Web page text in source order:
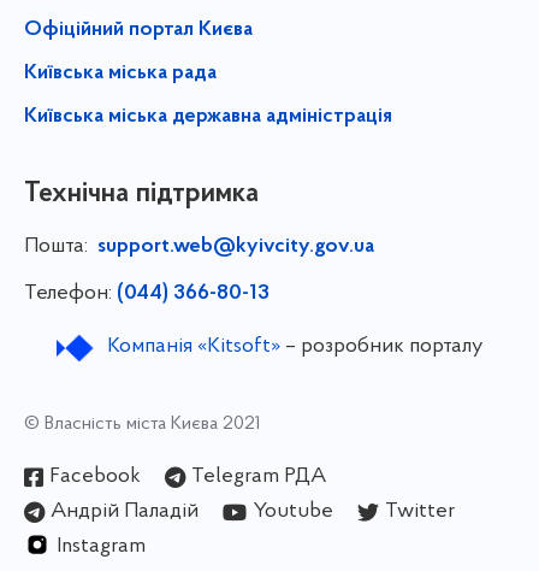
Офіційний портал Києва
Київська міська рада
Київська міська державна адміністрація
Технічна підтримка
Пошта: support.web@kyivcity.gov.ua
Телефон: (044) 366-80-13
Компанія «Kitsoft»– розробник порталу
© Власність міста Києва 2021
Facebook
Telegram РДА
Андрій Паладій
Youtube
Twitter
Instagram